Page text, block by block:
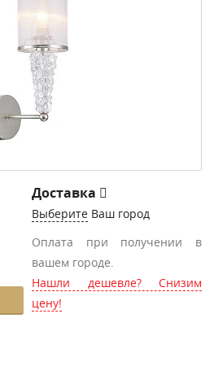
Доставка
Выберите Ваш город
Оплата при получении в
вашем городе.
Нашли дешевле? Снизим
цену!